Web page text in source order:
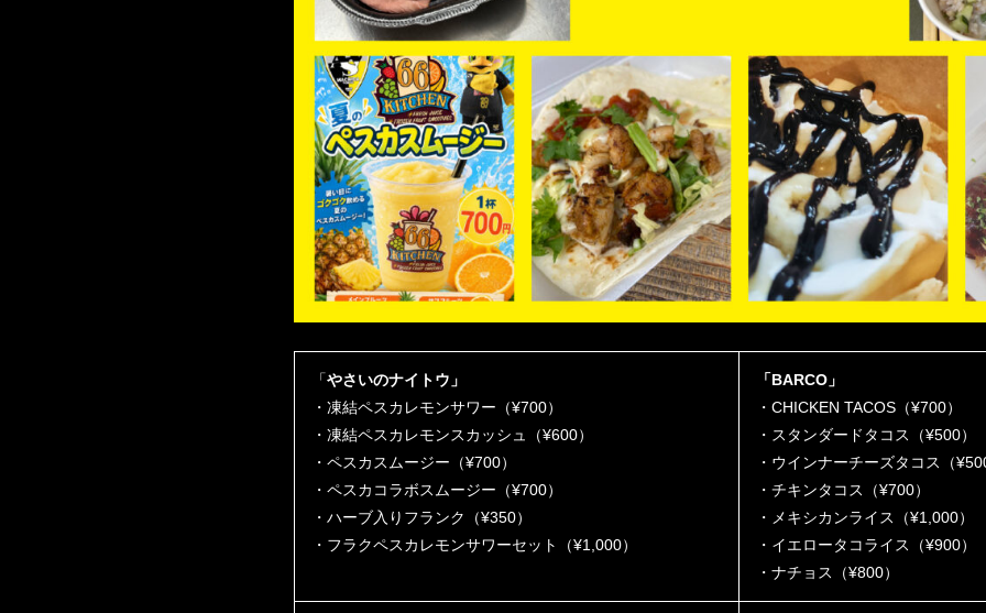
「やさいのナイトウ」
・凍結ペスカレモンサワー（¥700）
・凍結ペスカレモンスカッシュ（¥600）
・ペスカスムージー（¥700）
・ペスカコラボスムージー（¥700）
・ハーブ入りフランク（¥350）
・フラクペスカレモンサワーセット（¥1,000）
「BARCO」
・CHICKEN TACOS（¥700）
・スタンダードタコス（¥500）
・ウインナーチーズタコス（
・チキンタコス（¥700）
・メキシカンライス（¥1,000）
・イエロータコライス（¥900）
・ナチョス（¥800）